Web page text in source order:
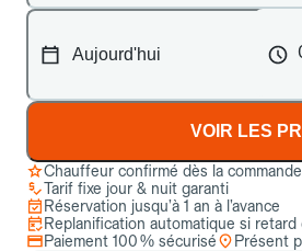
VOIR LES
Chauffeur confirmé dès la commande
Tarif fixe jour & nuit garanti
Réservation jusqu’à 1 an à l’avance
Replanification automatique si retard
Paiement 100 % sécurisé
Présent